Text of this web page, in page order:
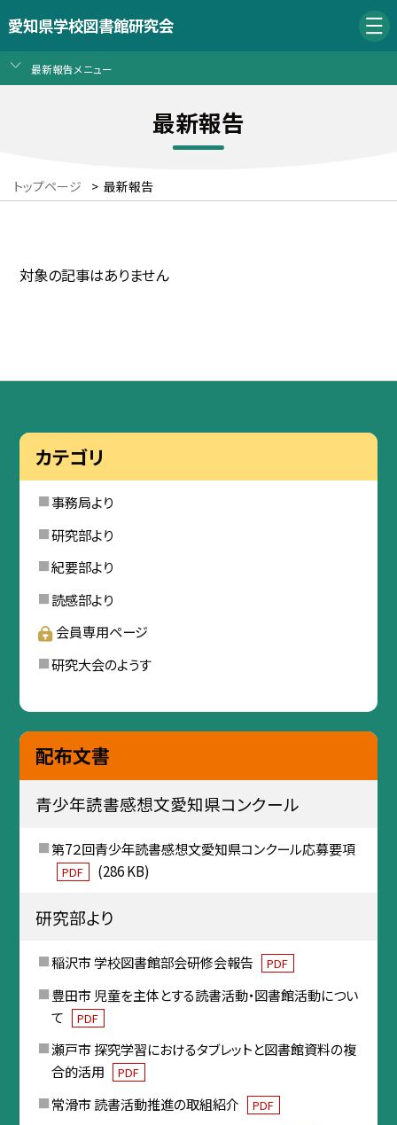
愛知県学校図書館研究会
最新報告メニュー
最新報告
トップページ > 最新報告
対象の記事はありません
カテゴリ
事務局より
研究部より
紀要部より
読感部より
会員専用ページ
研究大会のようす
配布文書
青少年読書感想文愛知県コンクール
第7２回青少年読書感想文愛知県コンクール応募要項
PDF (286 KB)
研究部より
稲沢市 学校図書館部会研修会報告 PDF
豊田市 児童を主体とする読書活動・図書館活動につい
て
PDF
瀬戸市 探究学習におけるタブレットと図書館資料の複
合的活用
PDF
常滑市 読書活動推進の取組紹介 PDF